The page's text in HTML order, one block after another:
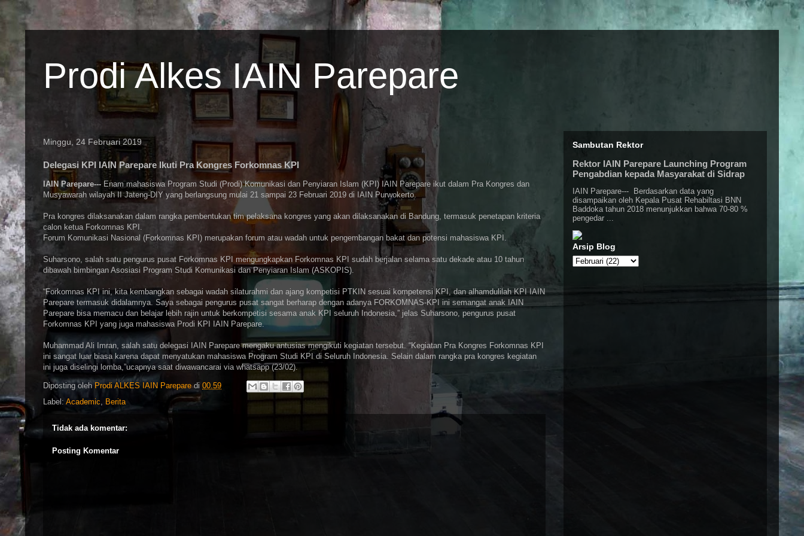
Prodi Alkes IAIN Parepare
Minggu, 24 Februari 2019
Delegasi KPI IAIN Parepare Ikuti Pra Kongres Forkomnas KPI
IAIN Parepare--- Enam mahasiswa Program Studi (Prodi) Komunikasi dan Penyiaran Islam (KPI) IAIN Parepare ikut dalam Pra Kongres dan
Musyawarah wilayah II Jateng-DIY yang berlangsung mulai 21 sampai 23 Februari 2019 di IAIN Purwokerto.
Pra kongres dilaksanakan dalam rangka pembentukan tim pelaksana kongres yang akan dilaksanakan di Bandung, termasuk penetapan kriteria
calon ketua Forkomnas KPI.
Forum Komunikasi Nasional (Forkomnas KPI) merupakan forum atau wadah untuk pengembangan bakat dan potensi mahasiswa KPI.
Suharsono, salah satu pengurus pusat Forkomnas KPI mengungkapkan Forkomnas KPI sudah berjalan selama satu dekade atau 10 tahun
dibawah bimbingan Asosiasi Program Studi Komunikasi dan Penyiaran Islam (ASKOPIS).
“Forkomnas KPI ini, kita kembangkan sebagai wadah silaturahmi dan ajang kompetisi PTKIN sesuai kompetensi KPI, dan alhamdulilah KPI IAIN
Parepare termasuk didalamnya. Saya sebagai pengurus pusat sangat berharap dengan adanya FORKOMNAS-KPI ini semangat anak IAIN
Parepare bisa memacu dan belajar lebih rajin untuk berkompetisi sesama anak KPI seluruh Indonesia,” jelas Suharsono, pengurus pusat
Forkomnas KPI yang juga mahasiswa Prodi KPI IAIN Parepare.
Muhammad Ali Imran, salah satu delegasi IAIN Parepare mengaku antusias mengikuti kegiatan tersebut. “Kegiatan Pra Kongres Forkomnas KPI
ini sangat luar biasa karena dapat menyatukan mahasiswa Program Studi KPI di Seluruh Indonesia. Selain dalam rangka pra kongres kegiatan
ini juga diselingi lomba,”ucapnya saat diwawancarai via whatsapp (23/02).
Diposting oleh Prodi ALKES IAIN Parepare di 00.59
Label: Academic, Berita
Tidak ada komentar:
Posting Komentar
Sambutan Rektor
Rektor IAIN Parepare Launching Program
Pengabdian kepada Masyarakat di Sidrap
IAIN Parepare--- Berdasarkan data yang
disampaikan oleh Kepala Pusat Rehabiltasi BNN
Baddoka tahun 2018 menunjukkan bahwa 70-80 %
pengedar ...
Arsip Blog